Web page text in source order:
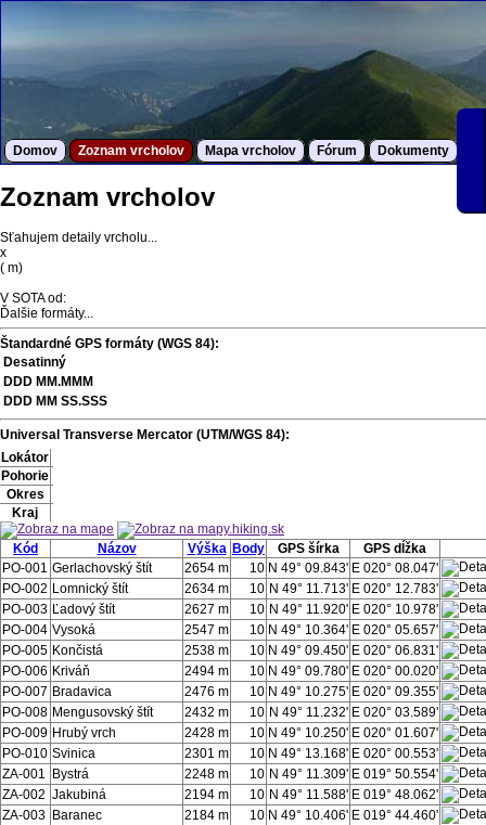
Domov Zoznam vrcholov Mapa vrcholov Fórum Dokumenty
Zoznam vrcholov
Sťahujem detaily vrcholu...
x
( m)
V SOTA od:
Ďalšie formáty...
Štandardné GPS formáty (WGS 84):
Desatinný
DDD MM.MMM
DDD MM SS.SSS
Universal Transverse Mercator (UTM/WGS 84):
Lokátor
Pohorie
Okres
Kraj
Kód Názov Výška Body GPS šírka
GPS dĺžka
PO-001 Gerlachovský štít 2654 m 10 N 49° 09.843' E 020° 08.047'
PO-002 Lomnický štít 2634 m 10 N 49° 11.713' E 020° 12.783'
PO-003 Ľadový štít 2627 m 10 N 49° 11.920' E 020° 10.978'
PO-004 Vysoká 2547 m 10 N 49° 10.364' E 020° 05.657'
PO-005 Končistá 2538 m 10 N 49° 09.450' E 020° 06.831'
PO-006 Kriváň 2494 m 10 N 49° 09.780' E 020° 00.020'
PO-007 Bradavica 2476 m 10 N 49° 10.275' E 020° 09.355'
PO-008 Mengusovský štít 2432 m 10 N 49° 11.232' E 020° 03.589'
PO-009 Hrubý vrch 2428 m 10 N 49° 10.250' E 020° 01.607'
PO-010 Svinica 2301 m 10 N 49° 13.168' E 020° 00.553'
ZA-001
Bystrá 2248 m 10 N 49° 11.309' E 019° 50.554'
ZA-002 Jakubiná 2194 m 10 N 49° 11.588' E 019° 48.062'
ZA-003 Baranec 2184 m 10 N 49° 10.406' E 019° 44.460'